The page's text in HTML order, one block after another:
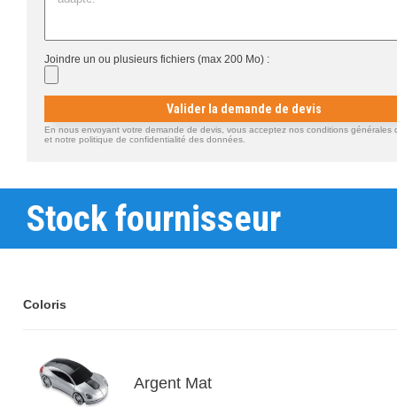
Joindre un ou plusieurs fichiers (max 200 Mo) :
Valider la demande de devis
En nous envoyant votre demande de devis, vous acceptez nos conditions générales
et notre politique de confidentialité des données.
Stock fournisseur
Coloris
Argent Mat